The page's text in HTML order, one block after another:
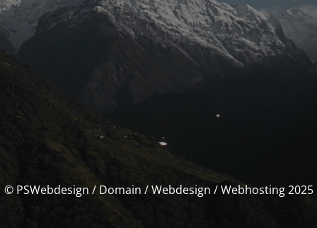
© PSWebdesign / Domain / Webdesign / Webhosting 2025